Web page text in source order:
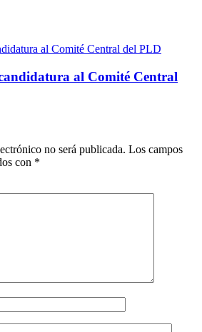
al Comité Central
no será publicada. Los campos
con *